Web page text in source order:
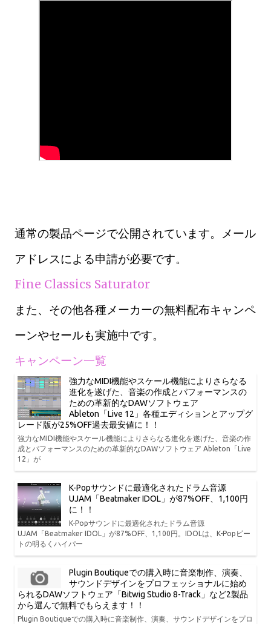
通常の製品ページで公開されています。メール
アドレスによる申請が必要です。
Fine Classics Saturator
また、その他各種メーカーの無料配布キャンペ
ーンやセールも実施中です。
キャンペーン一覧
強力なMIDI機能やスケール機能によりさらなる
進化を遂げた、音楽の作成とパフォーマンスの
ための革新的なDAWソフトウェア
Ableton「Live 12」各種エディションとアップグ
レード版が25%OFF過去最安値に！！
強力なMIDI機能やスケール機能によりさらなる進化を遂げた、音楽の作
成とパフォーマンスのための革新的なDAWソフトウェア Ableton「Live
12」が
K-Popサウンドに最適化されたドラム音源
UJAM「Beatmaker IDOL」が87%OFF、1,100円
に！！
K-Popサウンドに最適化されたドラム音源
UJAM「Beatmaker IDOL」が87%OFF、1,100円。IDOLは、K-Popビー
トの明るくハイパー
Plugin Boutiqueでの購入時に音楽制作、演奏、
サウンドデザインをプロフェッショナルに始め
られるDAWソフトウェア「Bitwig Studio 8-Track」など2製品
から選んで無料でもらえます！！
Plugin Boutiqueでの購入時に音楽制作、演奏、サウンドデザインをプロ